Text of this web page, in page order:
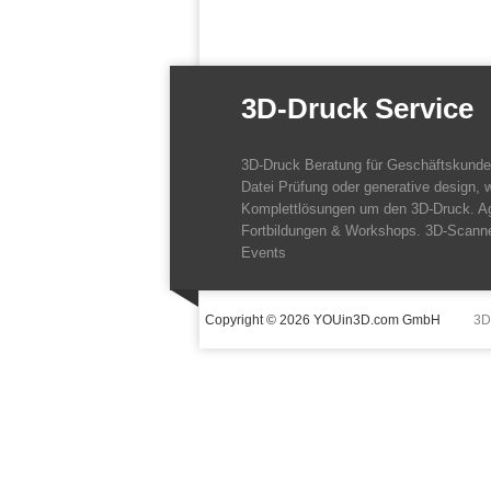
3D-Druck Service
3D-Druck Beratung für
Datei Prüfung oder generative design,
Komplettlösungen um den 3D-Druck.
Fortbildungen & Workshops. 3D-
Events
Copyright © 2026 YOUin3D.com GmbH